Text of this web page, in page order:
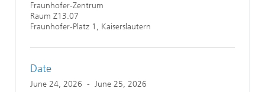
Fraunhofer-Zentrum
Raum Z13.07
Fraunhofer-Platz 1, Kaiserslautern
Date
June 24, 2026 - June 25, 2026